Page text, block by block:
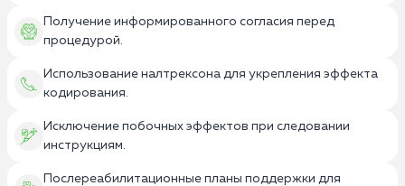
Получение информированного согласия перед
процедурой.
Использование налтрексона для укрепления эффекта
кодирования.
Исключение побочных эффектов при следовании
инструкциям.
Послереабилитационные планы поддержки для